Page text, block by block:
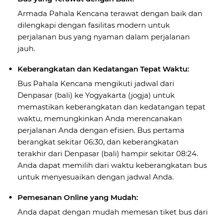
Armada Pahala Kencana terawat dengan baik dan
dilengkapi dengan fasilitas modern untuk
perjalanan bus yang nyaman dalam perjalanan
jauh.
Keberangkatan dan Kedatangan Tepat Waktu:
Bus Pahala Kencana mengikuti jadwal dari
Denpasar (bali) ke Yogyakarta (jogja) untuk
memastikan keberangkatan dan kedatangan tepat
waktu, memungkinkan Anda merencanakan
perjalanan Anda dengan efisien. Bus pertama
berangkat sekitar 06:30, dan keberangkatan
terakhir dari Denpasar (bali) hampir sekitar 08:24.
Anda dapat memilih dari waktu keberangkatan bus
untuk menyesuaikan dengan jadwal Anda.
Pemesanan Online yang Mudah:
Anda dapat dengan mudah memesan tiket bus dari